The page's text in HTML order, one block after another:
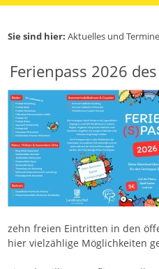
Sie sind hier: Aktuelles und Termine
Ferienpass 2026
zehn freien Eintritten in den
hier vielzählige Möglichkeiten